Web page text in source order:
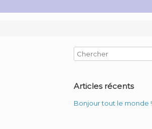
Articles récents
Bonjour tout le monde !